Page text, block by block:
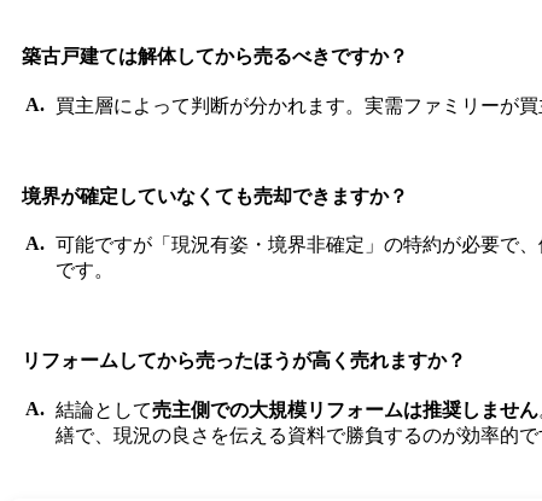
築古戸建ては解体してから売るべきですか？
買主層によって判断が分かれます。実需ファミリーが
境界が確定していなくても売却できますか？
可能ですが「現況有姿・境界非確定」の特約が必要で
です。
リフォームしてから売ったほうが高く売れますか？
結論として売主側での大規模リフォームは推奨しません
繕で、現況の良さを伝える資料で勝負するのが効率的で